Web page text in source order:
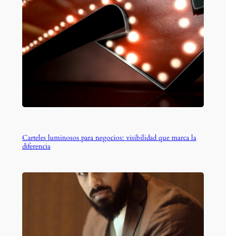
Carteles luminosos para negocios: visibilidad que marca la
diferencia